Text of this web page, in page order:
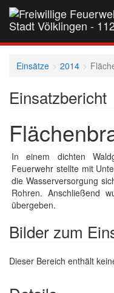
Einsätze 2014
Einsatzbericht
In einem dichten
Feuerwehr stellte mit
die Wasserversorgung
Rohren. Anschließend
übergeben.
Bilder zum
Dieser Bereich enthält